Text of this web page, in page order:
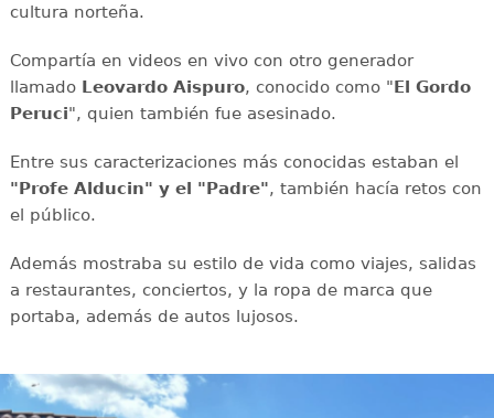
cultura norteña.
Compartía en videos en vivo con otro generador
llamadoLeovardo Aispuro, conocido como "El Gordo
Peruci", quien también fue asesinado.
Entre sus caracterizaciones más conocidas estaban el
"Profe Alducin" y el "Padre", también hacía retos con
el público.
Además mostraba su estilo de vida como viajes, salidas
a restaurantes, conciertos, y la ropa de marca que
portaba, además de autos lujosos.